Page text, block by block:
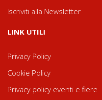
Iscriviti alla Newsletter
LINK UTILI
Privacy Policy
Cookie Policy
Privacy policy eventi e fiere